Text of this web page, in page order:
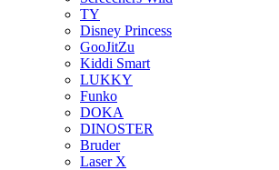
TY
Disney Princess
GooJitZu
Kiddi Smart
LUKKY
Funko
DOKA
DINOSTER
Bruder
Laser X